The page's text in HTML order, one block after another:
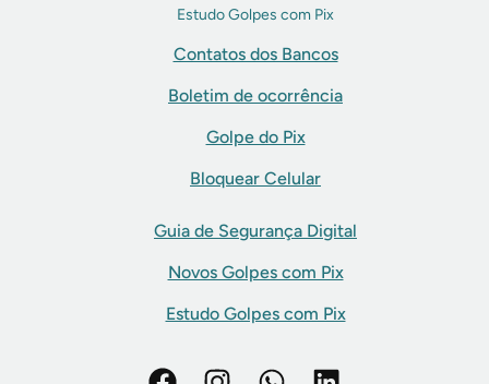
Estudo Golpes com Pix
Contatos dos Bancos
Boletim de ocorrência
Golpe do Pix
Bloquear Celular
Guia de Segurança Digital
Novos Golpes com Pix
Estudo Golpes com Pix